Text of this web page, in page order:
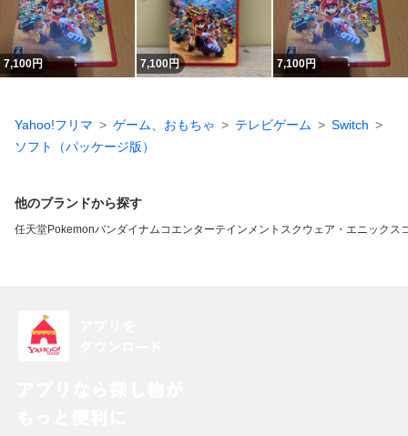
7,100円 7,100円 7,100円
Yahoo!フリマ ゲーム、おもちゃ テレビゲーム
Switch
ソフト（パッケージ版）
他のブランドから探す
任天堂Pokemonバンダイナムコエンターテインメント スクウェア・エニックス